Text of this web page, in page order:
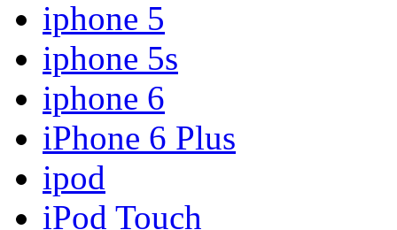
iphone 5
iphone 5s
iphone 6
iPhone 6 Plus
ipod
iPod Touch